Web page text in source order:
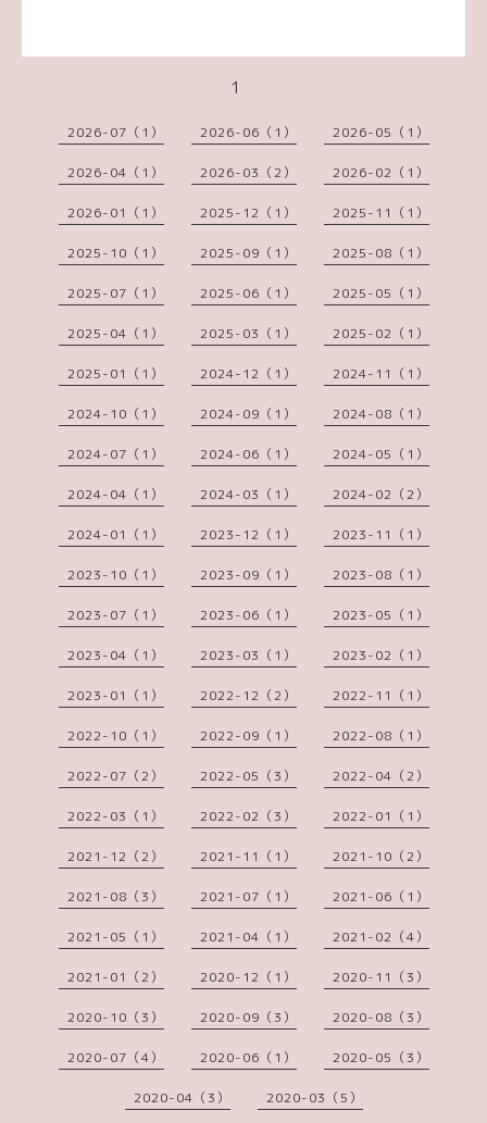
1
2026-07（1） 2026-06（1） 2026-05（1）
2026-04（1） 2026-03（2） 2026-02（1）
2026-01（1） 2025-12（1） 2025-11（1）
2025-10（1） 2025-09（1） 2025-08（1）
2025-07（1） 2025-06（1） 2025-05（1）
2025-04（1） 2025-03（1） 2025-02（1）
2025-01（1） 2024-12（1） 2024-11（1）
2024-10（1） 2024-09（1） 2024-08（1）
2024-07（1） 2024-06（1） 2024-05（1）
2024-04（1） 2024-03（1） 2024-02（2）
2024-01（1） 2023-12（1） 2023-11（1）
2023-10（1） 2023-09（1） 2023-08（1）
2023-07（1） 2023-06（1） 2023-05（1）
2023-04（1） 2023-03（1） 2023-02（1）
2023-01（1） 2022-12（2） 2022-11（1）
2022-10（1） 2022-09（1） 2022-08（1）
2022-07（2） 2022-05（3） 2022-04（2）
2022-03（1） 2022-02（3） 2022-01（1）
2021-12（2） 2021-11（1） 2021-10（2）
2021-08（3） 2021-07（1） 2021-06（1）
2021-05（1） 2021-04（1） 2021-02（4）
2021-01（2） 2020-12（1） 2020-11（3）
2020-10（3） 2020-09（3） 2020-08（3）
2020-07（4） 2020-06（1） 2020-05（3）
2020-04（3） 2020-03（5）